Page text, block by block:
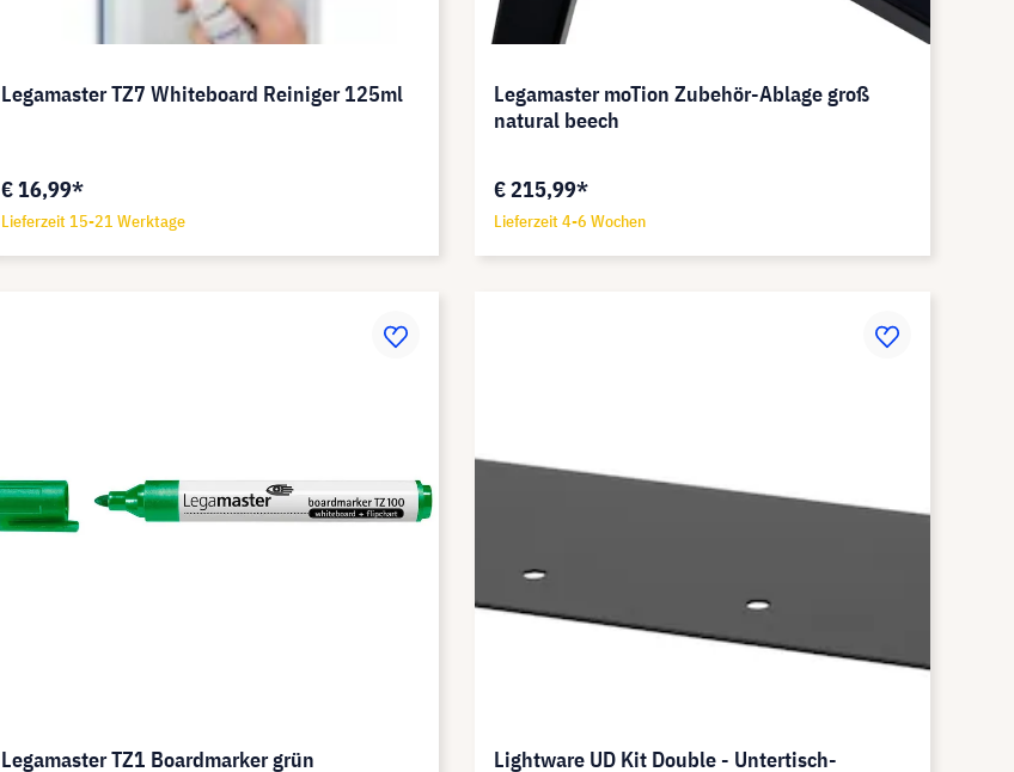
Legamaster TZ7 Whiteboard Reiniger 125ml
€ 16,99*
Lieferzeit 15-21 Werktage
Legamaster moTion Zubehör-Ablage groß
natural beech
€ 215,99*
Lieferzeit 4-6 Wochen
Legamaster TZ1 Boardmarker grün
Lightware UD Kit Double - Untertisch-